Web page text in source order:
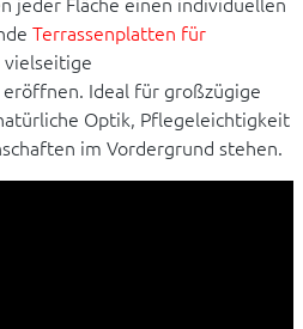
Terrassenplatten für
vielseitige
Ideal für großzügige
Optik, Pflegeleichtigkeit
im Vordergrund stehen.